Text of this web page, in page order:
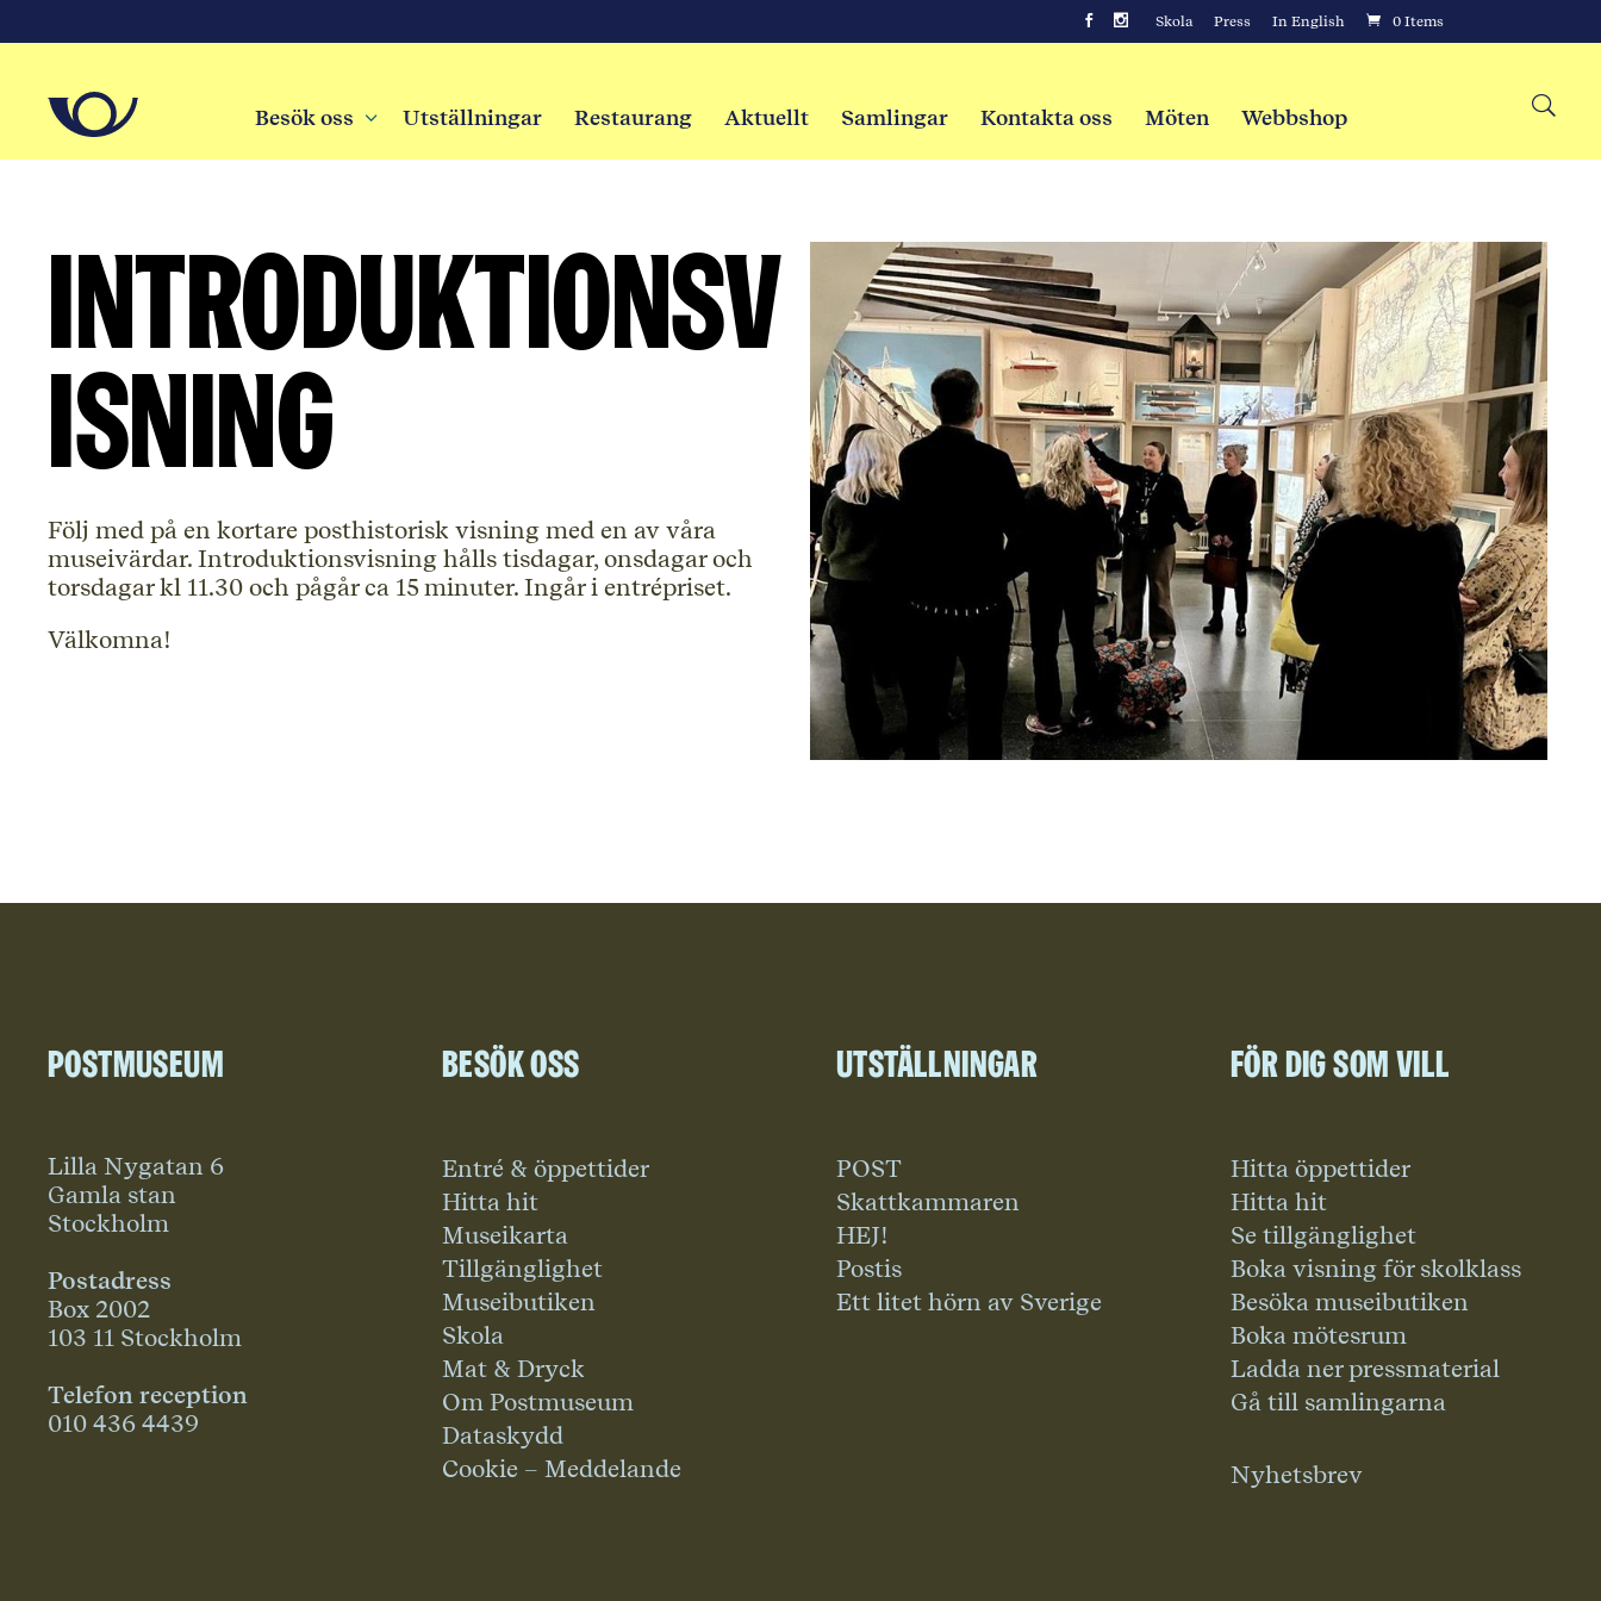
Skola Press In English 0 Items
Besök oss 3 Utställningar Restaurang Aktuellt Samlingar Kontakta oss Möten Webbshop
Introduktionsv
isning
Följ med på en kortare posthistorisk visning med en av våra
museivärdar. Introduktionsvisning hålls tisdagar, onsdagar och
torsdagar kl 11.30 och pågår ca 15 minuter. Ingår i entrépriset.
Välkomna!
Postmuseum
Lilla Nygatan 6
Gamla stan
Stockholm
Postadress
Box 2002
103 11 Stockholm
Telefon reception
010 436 4439
Besök oss
Entré & öppettider
Hitta hit
Museikarta
Tillgänglighet
Museibutiken
Skola
Mat & Dryck
Om Postmuseum
Dataskydd
Cookie – Meddelande
Utställningar
POST
Skattkammaren
HEJ!
Postis
Ett litet hörn av Sverige
För dig som vill
Hitta öppettider
Hitta hit
Se tillgänglighet
Boka visning för skolklass
Besöka museibutiken
Boka mötesrum
Ladda ner pressmaterial
Gå till samlingarna
Nyhetsbrev